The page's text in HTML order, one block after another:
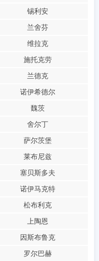
锡利安
兰舍芬
维拉克
施托克劳
兰德克
诺伊希德尔
魏茨
舍尔丁
萨尔茨堡
莱布尼兹
塞贝斯多夫
诺伊马克特
松布利克
上陶恩
因斯布鲁克
罗尔巴赫